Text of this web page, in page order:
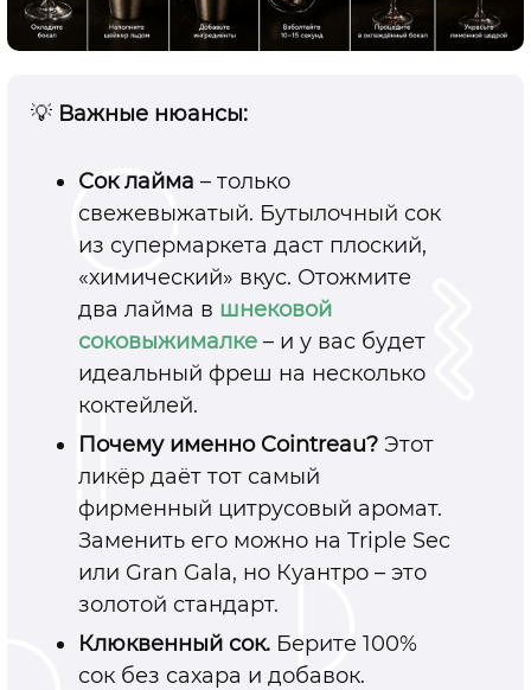
💡 Важные нюансы:
Сок лайма –только
свежевыжатый. Бутылочный сок
из супермаркета даст плоский,
«химический» вкус. Отожмите
два лайма в шнековой
соковыжималке –и у вас будет
идеальный фреш на несколько
коктейлей.
Почему именно Cointreau?Этот
ликёр даёт тот самый
фирменный цитрусовый аромат.
Заменить его можно на Triple Sec
или Gran Gala, но Куантро –это
золотой стандарт.
Клюквенный сок. Берите 100%
сок без сахара и добавок.